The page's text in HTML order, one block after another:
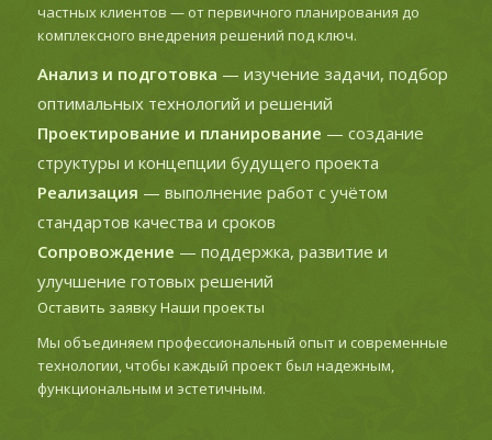
частных клиентов — от первичного планирования до
комплексного внедрения решений под ключ.
Анализ и подготовка — изучение задачи, подбор
оптимальных технологий и решений
Проектирование и планирование — создание
структуры и концепции будущего проекта
Реализация — выполнение работ с учётом
стандартов качества и сроков
Сопровождение — поддержка, развитие и
улучшение готовых решений
Оставить заявкуНаши проекты
Мы объединяем профессиональный опыт и современные
технологии, чтобы каждый проект был надежным,
функциональным и эстетичным.